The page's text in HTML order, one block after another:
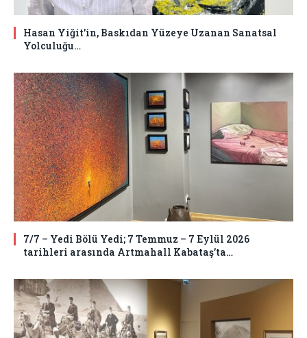
Hasan Yiğit’in, Baskıdan Yüzeye Uzanan Sanatsal
Yolculuğu…
7/7 – Yedi Bölü Yedi; 7 Temmuz – 7 Eylül 2026
tarihleri arasında Artmahall Kabataş’ta…